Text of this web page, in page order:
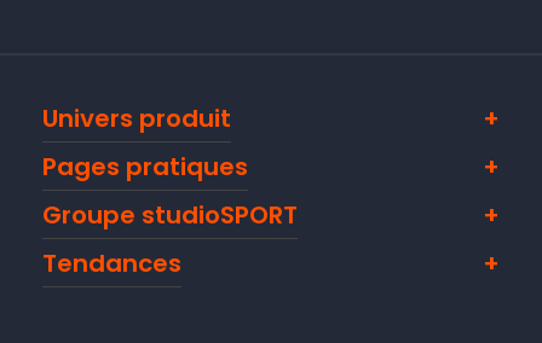
Univers produit
Pages pratiques
Groupe studioSPORT
Tendances